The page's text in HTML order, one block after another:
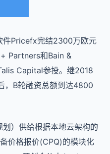
件Pricefx完结2300万欧元
Partners和Bain &
Capital参投。继2018
，B轮融资总额到达4800
）供给根据本地云架构的
价格报价(CPQ)的模块化